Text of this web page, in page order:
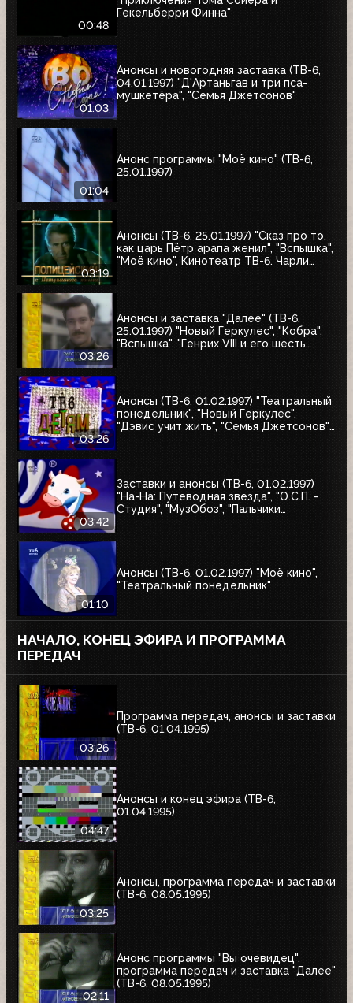
00:48
Гекельберри Финна"
01:03
Анонсы и новогодняя заставка (ТВ-6,
04.01.1997) "Д'Артаньгав и три пса-
мушкетёра", "Семья Джетсонов"
01:04
Анонс программы "Моё кино" (ТВ-6,
25.01.1997)
03:19
Анонсы (ТВ-6, 25.01.1997) "Сказ про то,
как царь Пётр арапа женил", "Вспышка",
"Моё кино", Кинотеатр ТВ-6. Чарли
03:26
Анонсы и заставка "Далее" (ТВ-6,
25.01.1997) "Новый Геркулес", "Кобра",
"Вспышка", "Генрих VIII и его шесть
03:26
Анонсы (ТВ-6, 01.02.1997) "Театральный
понедельник", "Новый Геркулес",
"Дэвис учит жить", "Семья Джетсонов",
03:42
Заставки и анонсы (ТВ-6, 01.02.1997)
"На-На: Путеводная звезда", "О.С.П. -
Студия", "МузОбоз", "Пальчики
01:10
Анонсы (ТВ-6, 01.02.1997) "Моё кино",
"Театральный понедельник"
НАЧАЛО, КОНЕЦ ЭФИРА И ПРОГРАММА
ПЕРЕДАЧ
03:26
Программа передач, анонсы и заставки
(ТВ-6, 01.04.1995)
04:47
Анонсы и конец эфира (ТВ-6,
01.04.1995)
03:25
Анонсы, программа передач и заставки
(ТВ-6, 08.05.1995)
02:11
Анонс программы "Вы очевидец",
программа передач и заставка "Далее"
(ТВ-6, 08.05.1995)